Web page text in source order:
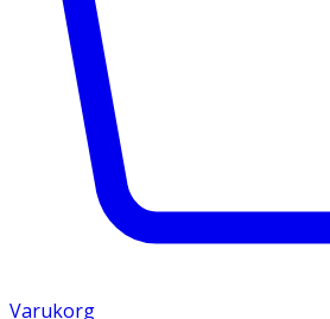
Varukorg